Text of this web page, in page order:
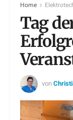
Home
Tag
von